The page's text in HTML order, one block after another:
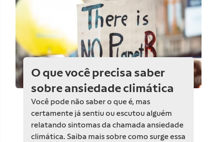
O que você precisa saber
sobre ansiedade climática
Você pode não saber o que é, mas
certamente já sentiu ou escutou alguém
relatando sintomas da chamada ansiedade
climática. Saiba mais sobre como surge essa